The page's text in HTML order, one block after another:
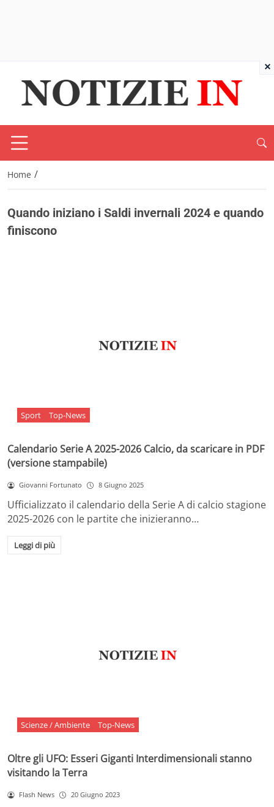
Home /
Quando iniziano i Saldi invernali 2024 e quando
finiscono
Sport Top-News
Calendario Serie A 2025-2026 Calcio, da scaricare in PDF
(versione stampabile)
Giovanni Fortunato 8 Giugno 2025
Ufficializzato il calendario della Serie A di calcio stagione
2025-2026 con le partite che inizieranno…
Leggi di più
Scienze / Ambiente Top-News
Oltre gli UFO: Esseri Giganti Interdimensionali stanno
visitando la Terra
Flash News 20 Giugno 2023
×